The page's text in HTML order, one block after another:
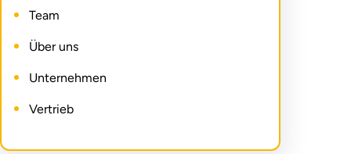
Team
Über uns
Unternehmen
Vertrieb